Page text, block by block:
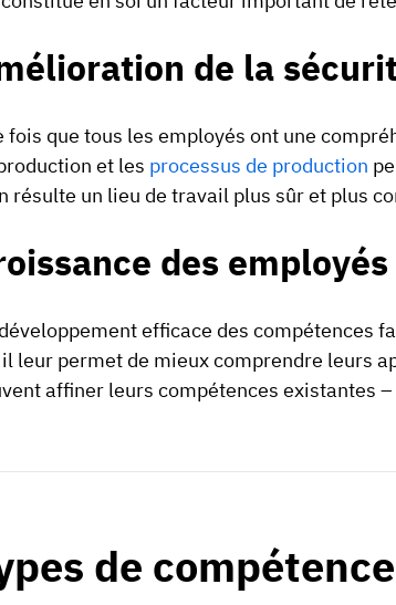
de la
fois que tous les employés ont une
et les processus de production
résulte un lieu de travail plus sûr et plus
des employés
efficace des compétences
leur permet de mieux comprendre leurs
affiner leurs compétences existantes –
de